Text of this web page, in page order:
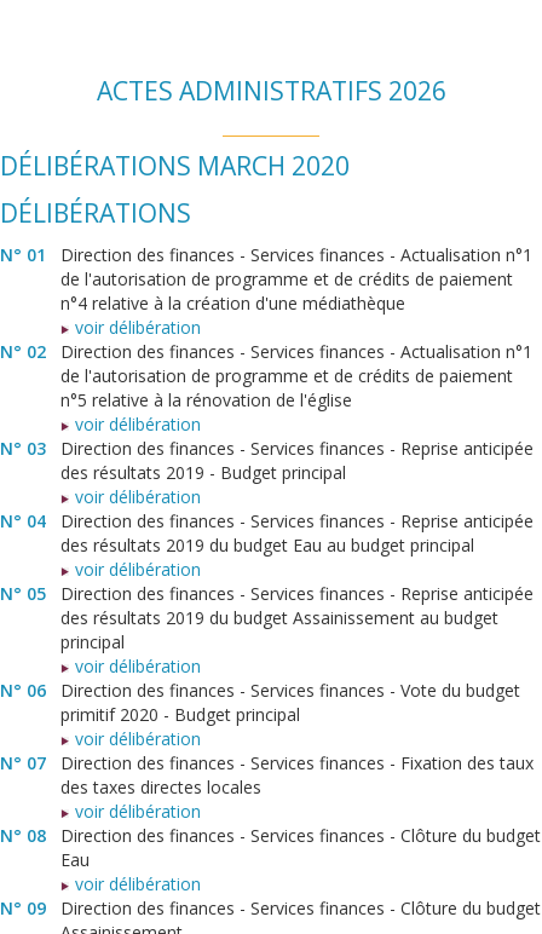
ACTES ADMINISTRATIFS 2026
DÉLIBÉRATIONS MARCH 2020
DÉLIBÉRATIONS
N° 01
Direction des finances - Services finances - Actualisation n°1
de l'autorisation de programme et de crédits de paiement
n°4 relative à la création d'une médiathèque
voir délibération
N° 02
Direction des finances - Services finances - Actualisation n°1
de l'autorisation de programme et de crédits de paiement
n°5 relative à la rénovation de l'église
voir délibération
N° 03
Direction des finances - Services finances - Reprise anticipée
des résultats 2019 - Budget principal
voir délibération
N° 04
Direction des finances - Services finances - Reprise anticipée
des résultats 2019 du budget Eau au budget principal
voir délibération
N° 05
Direction des finances - Services finances - Reprise anticipée
des résultats 2019 du budget Assainissement au budget
principal
voir délibération
N° 06
Direction des finances - Services finances - Vote du budget
primitif 2020 - Budget principal
voir délibération
N° 07
Direction des finances - Services finances - Fixation des taux
des taxes directes locales
voir délibération
N° 08
Direction des finances - Services finances - Clôture du budget
Eau
voir délibération
N° 09
Direction des finances - Services finances - Clôture du budget